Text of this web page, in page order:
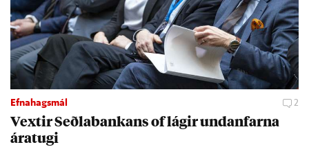
Efnahagsmál 2
Vext­ir Seðla­bank­ans of lág­ir und­an­farna
ára­tugi